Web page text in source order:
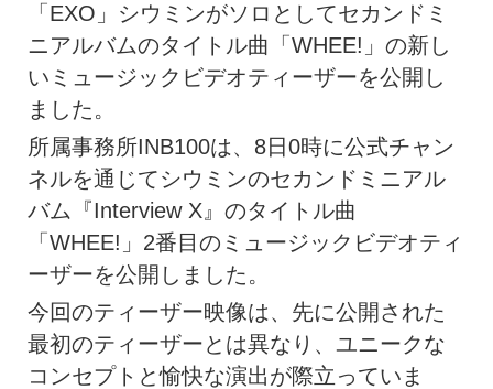
「EXO」シウミンがソロとしてセカンドミ
ニアルバムのタイトル曲「WHEE!」の新し
いミュージックビデオティーザーを公開し
ました。
所属事務所INB100は、8日0時に公式チャン
ネルを通じてシウミンのセカンドミニアル
バム『Interview X』のタイトル曲
「WHEE!」2番目のミュージックビデオティ
ーザーを公開しました。
今回のティーザー映像は、先に公開された
最初のティーザーとは異なり、ユニークな
コンセプトと愉快な演出が際立っていま